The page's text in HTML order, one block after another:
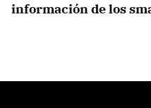
información de los